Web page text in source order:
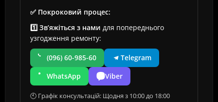
✅ Покроковий процес:
1️⃣ Зв’яжіться з нами для попереднього
узгодження ремонту:
(096) 60-985-60
Telegram
WhatsApp
Viber
🕙 Графік консультацій: Щодня з 10:00 до 18:00